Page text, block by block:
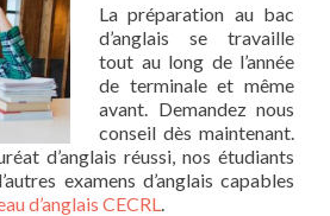
La préparation au bac
d’anglais se travaille
tout au long de l’année
de terminale et même
avant. Demandez nous
conseil dès maintenant.
d’anglais réussi, nos étudiants
examens d’anglais capables
d’anglais CECRL.